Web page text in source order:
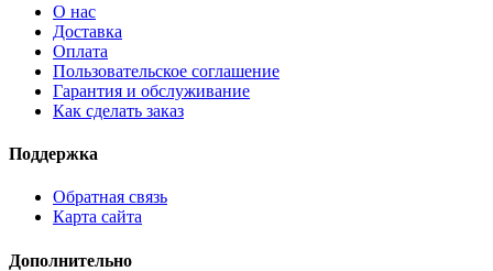
О нас
Доставка
Оплата
Пользовательское соглашение
Гарантия и обслуживание
Как сделать заказ
Поддержка
Обратная связь
Карта сайта
Дополнительно